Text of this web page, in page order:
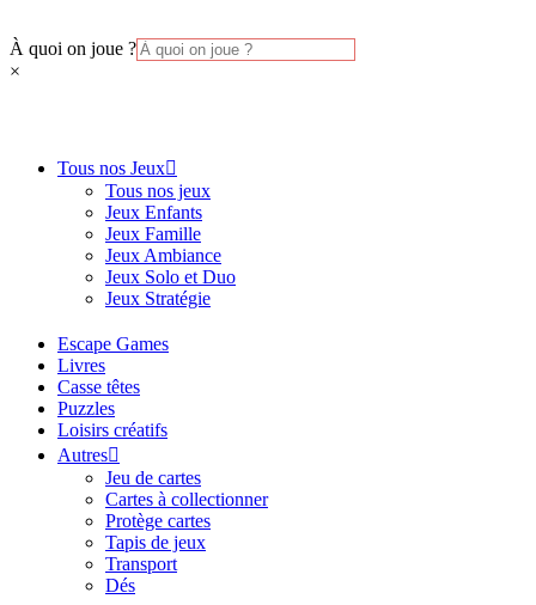
À quoi on joue ?
×
Tous nos Jeux
Tous nos jeux
Jeux Enfants
Jeux Famille
Jeux Ambiance
Jeux Solo et Duo
Jeux Stratégie
Escape Games
Livres
Casse têtes
Puzzles
Loisirs créatifs
Autres
Jeu de cartes
Cartes à collectionner
Protège cartes
Tapis de jeux
Transport
Dés